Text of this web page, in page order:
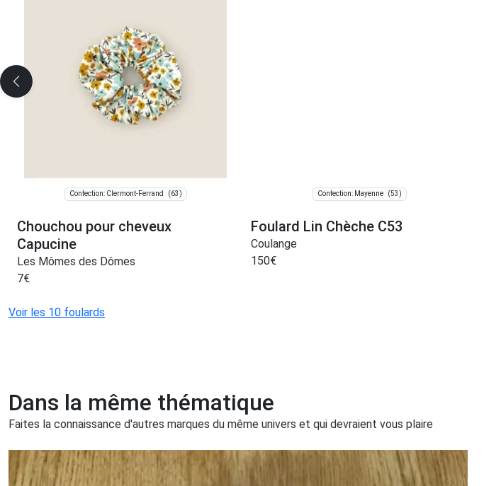
Confection: Clermont-Ferrand (63)
Chouchou pour cheveux
Capucine
Les Mômes des Dômes
7€
Confection: Mayenne (53)
Foulard Lin Chèche C53
Coulange
150€
Voir les 10 foulards
Dans la même thématique
Faites la connaissance d'autres marques du même univers et qui devraient vous plaire